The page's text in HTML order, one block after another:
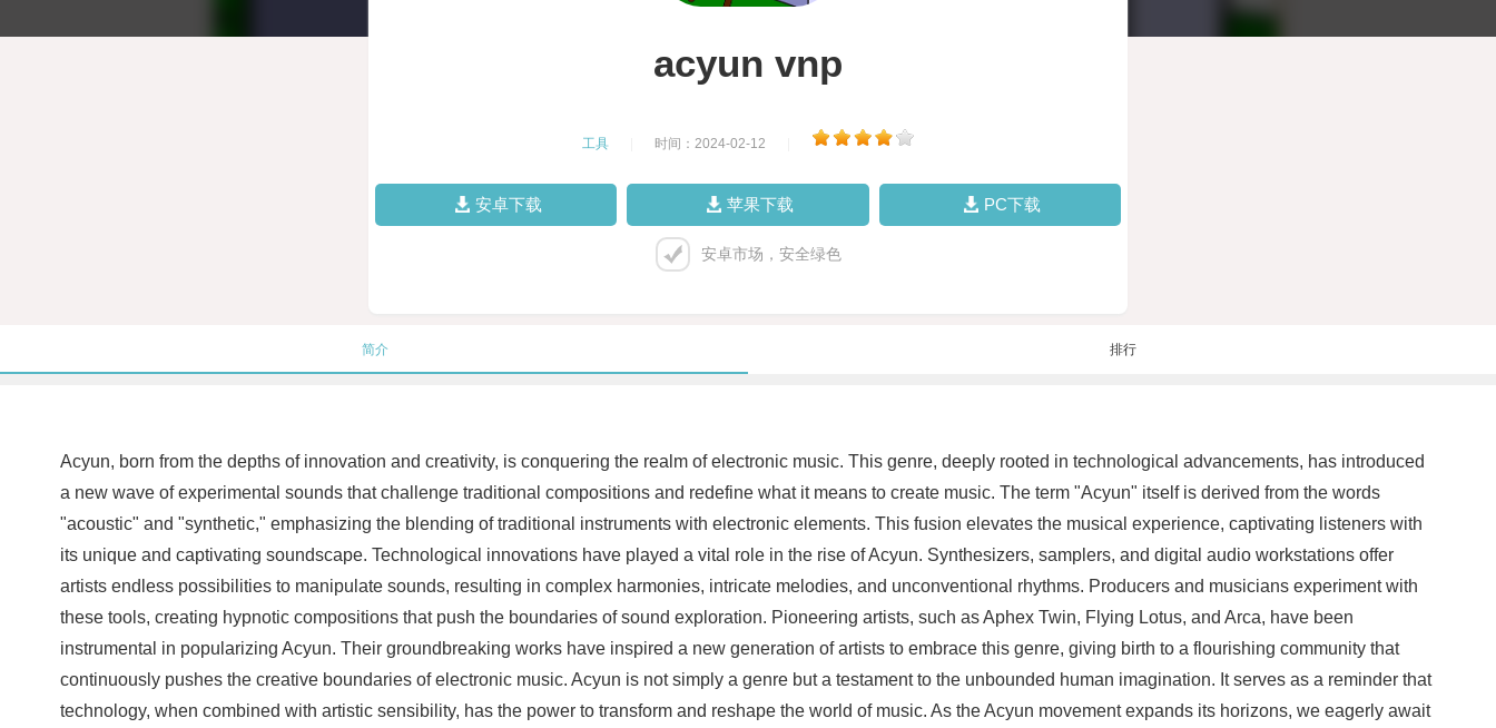
acyun vnp
工具 时间：2024-02-12
安卓下载 苹果下载 PC下载
安卓市场，安全绿色
简介 排行
Acyun, born from the depths of innovation and creativity, is conquering the realm of electronic music. This genre, deeply rooted in technological advancements, has introduced
a new wave of experimental sounds that challenge traditional compositions and redefine what it means to create music. The term "Acyun" itself is derived from the words
"acoustic" and "synthetic," emphasizing the blending of traditional instruments with electronic elements. This fusion elevates the musical experience, captivating listeners with
its unique and captivating soundscape. Technological innovations have played a vital role in the rise of Acyun. Synthesizers, samplers, and digital audio workstations offer
artists endless possibilities to manipulate sounds, resulting in complex harmonies, intricate melodies, and unconventional rhythms. Producers and musicians experiment with
these tools, creating hypnotic compositions that push the boundaries of sound exploration. Pioneering artists, such as Aphex Twin, Flying Lotus, and Arca, have been
instrumental in popularizing Acyun. Their groundbreaking works have inspired a new generation of artists to embrace this genre, giving birth to a flourishing community that
continuously pushes the creative boundaries of electronic music. Acyun is not simply a genre but a testament to the unbounded human imagination. It serves as a reminder that
technology, when combined with artistic sensibility, has the power to transform and reshape the world of music. As the Acyun movement expands its horizons, we eagerly await